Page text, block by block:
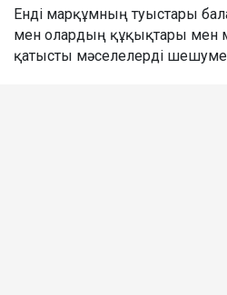
Енді марқұмның туыстары
мен олардың құқықтары мен
қатысты мәселелерді